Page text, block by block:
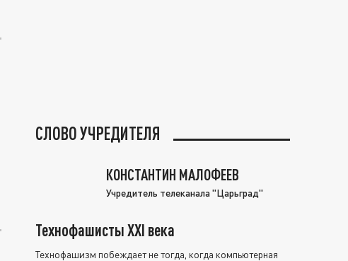
СЛОВО УЧРЕДИТЕЛЯ
КОНСТАНТИН МАЛОФЕЕВ
Учредитель телеканала "Царьград"
Технофашисты XXI века
Технофашизм побеждает не тогда, когда компьютерная